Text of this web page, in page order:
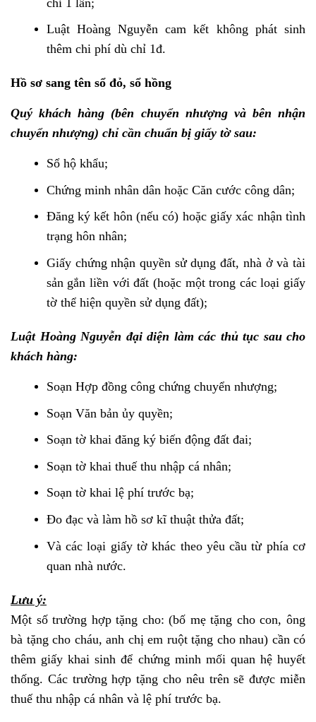
Luật Hoàng Nguyễn cam kết không phát sinh
thêm chi phí dù chỉ 1đ.
Hồ sơ sang tên sổ đỏ, sổ hồng
Quý khách hàng (bên chuyển nhượng và bên nhận
chuyển nhượng) chỉ cần chuẩn bị giấy tờ sau:
Sổ hộ khẩu;
Chứng minh nhân dân hoặc Căn cước công dân;
Đăng ký kết hôn (nếu có) hoặc giấy xác nhận tình
trạng hôn nhân;
Giấy chứng nhận quyền sử dụng đất, nhà ở và tài
sản gắn liền với đất (hoặc một trong các loại giấy
tờ thể hiện quyền sử dụng đất);
Luật Hoàng Nguyễn đại diện làm các thủ tục sau cho
khách hàng:
Soạn Hợp đồng công chứng chuyển nhượng;
Soạn Văn bản ủy quyền;
Soạn tờ khai đăng ký biến động đất đai;
Soạn tờ khai thuế thu nhập cá nhân;
Soạn tờ khai lệ phí trước bạ;
Đo đạc và làm hồ sơ kĩ thuật thửa đất;
Và các loại giấy tờ khác theo yêu cầu từ phía cơ
quan nhà nước.
Lưu ý:
Một số trường hợp tặng cho: (bố mẹ tặng cho con, ông
bà tặng cho cháu, anh chị em ruột tặng cho nhau) cần có
thêm giấy khai sinh để chứng minh mối quan hệ huyết
thống. Các trường hợp tặng cho nêu trên sẽ được miễn
thuế thu nhập cá nhân và lệ phí trước bạ.